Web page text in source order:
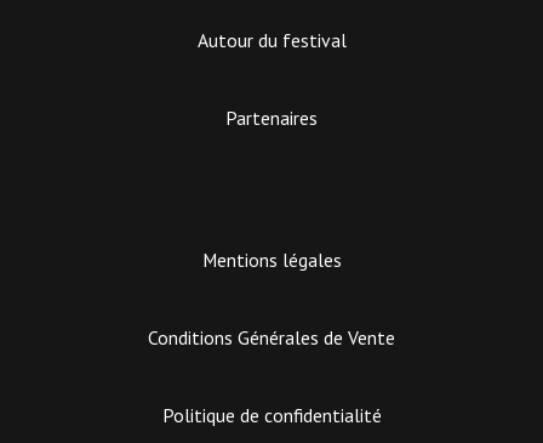
Autour du festival
Partenaires
Mentions légales
Conditions Générales de Vente
Politique de confidentialité